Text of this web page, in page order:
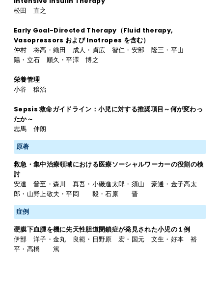
松田 直之
Early Goal-Directed Therapy（Fluid therapy,
Vasopressors および Inotropes を含む）
仲村 将高・織田 成人・貞広 智仁・安部 隆三・平山
陽・立石 順久・平澤 博之
栄養管理
小谷 穣治
Sepsis 救命ガイドライン：小児に対する推奨項目～何が変わっ
たか～
志馬 伸朗
原著
救急・集中治療領域における医療ソーシャルワーカーの役割の検
討
安達 普至・森川 真吾・小磯進太郎・須山 豪通・金子高太
郎・山野上敬夫・平岡 毅・石原 晋
症例
硬膜下血腫を機に先天性胆道閉鎖症が発見された小児の１例
伊部 洋子・金丸 良範・日野原 宏・国元 文生・好本 裕
平・高橋 篤